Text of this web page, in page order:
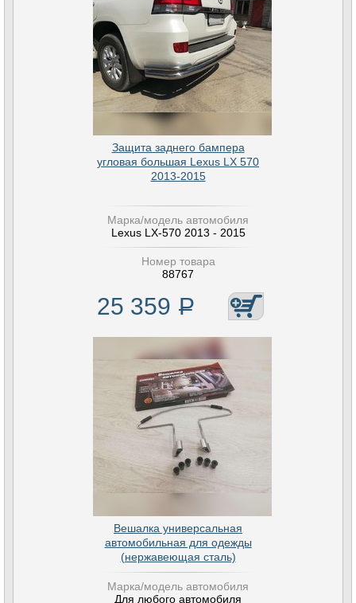
Защита заднего бампера
угловая большая Lexus LX 570
2013-2015
Марка/модель автомобиля
Lexus LX-570 2013 - 2015
Номер товара
88767
25 359 Р
Вешалка универсальная
автомобильная для одежды
(нержавеющая сталь)
Марка/модель автомобиля
Для любого автомобиля